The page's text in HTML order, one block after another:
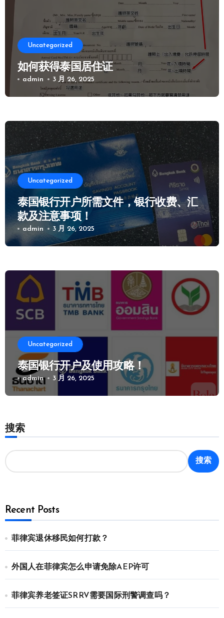
Uncategorized
如何获得泰国居住证
admin 3 月 26, 2025
Uncategorized
泰国银行开户所需文件，银行收费、汇
款及注意事项！
admin 3 月 26, 2025
Uncategorized
泰国银行开户及使用攻略！
admin 3 月 26, 2025
搜索
搜索
Recent Posts
菲律宾退休移民如何打款？
外国人在菲律宾怎么申请免除AEP许可
菲律宾养老签证SRRV需要国际刑警调查吗？